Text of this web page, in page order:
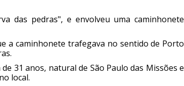
das pedras", e envolveu uma caminhonete
a caminhonete trafegava no sentido de Porto
31 anos, natural de São Paulo das Missões e
local.